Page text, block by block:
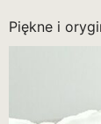
Piękne i